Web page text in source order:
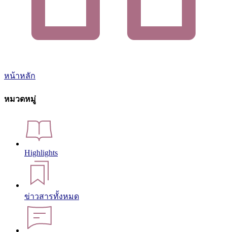
หน้าหลัก
หมวดหมู่
Highlights
ข่าวสารทั้งหมด